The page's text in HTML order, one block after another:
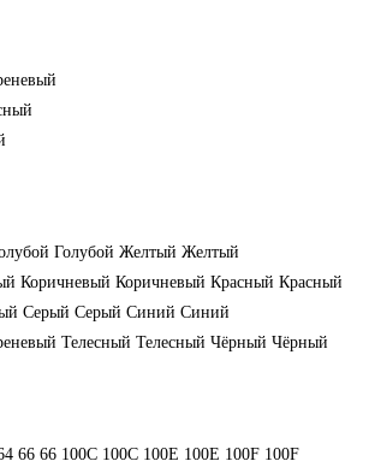
Голубой Желтый Желтый
Коричневый Коричневый Красный Красный
Серый Серый Синий Синий
Телесный Телесный Чёрный Чёрный
66 66 100C 100C 100E 100E 100F 100F